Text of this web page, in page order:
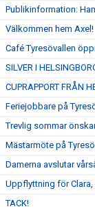
Publikinformation:
Välkommen hem Axel!
Café Tyresövallen
SILVER I
CUPRAPPORT FRÅN
Feriejobbare på
Trevlig sommar
Mästarmöte på
Damerna avslutar
Uppflyttning för
TACK!